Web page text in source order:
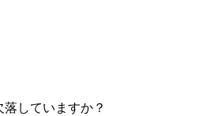
していますか？